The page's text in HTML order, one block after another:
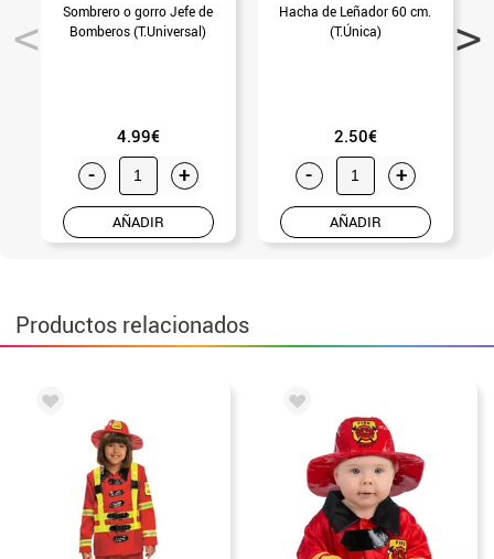
Sombrero o gorro Jefe de
Bomberos (T.Universal)
4.99€
- +
AÑADIR
Hacha de Leñador 60 cm.
(T.Única)
2.50€
- +
AÑADIR
Productos relacionados